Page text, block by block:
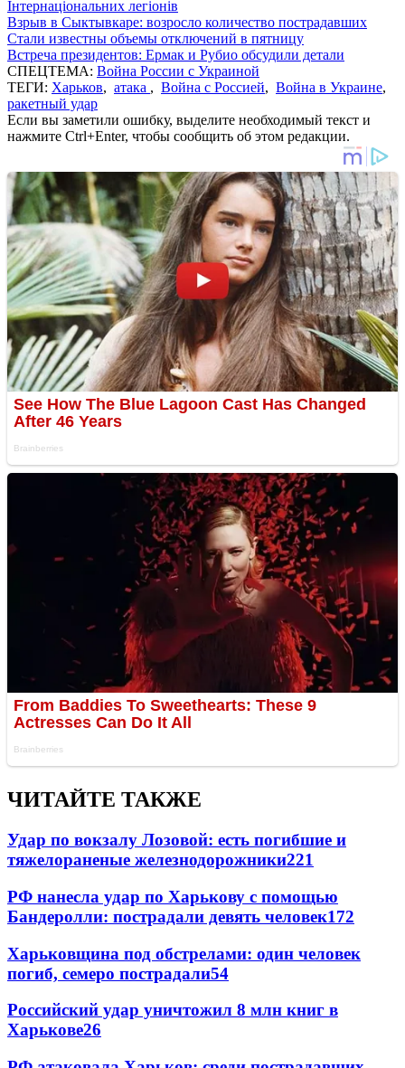
Інтернаціональних легіонів
Взрыв в Сыктывкаре: возросло количество пострадавших
Стали известны объемы отключений в пятницу
Встреча президентов: Ермак и Рубио обсудили детали
СПЕЦТЕМА: Война России с Украиной
ТЕГИ: Харьков, атака , Война с Россией, Война в Украине,
ракетный удар
Если вы заметили ошибку, выделите необходимый текст и
нажмите Ctrl+Enter, чтобы сообщить об этом редакции.
ЧИТАЙТЕ ТАКЖЕ
Удар по вокзалу Лозовой: есть погибшие и
тяжелораненые железнодорожники221
РФ нанесла удар по Харькову с помощью
Бандеролли: пострадали девять человек172
Харьковщина под обстрелами: один человек
погиб, семеро пострадали54
Российский удар уничтожил 8 млн книг в
Харькове26